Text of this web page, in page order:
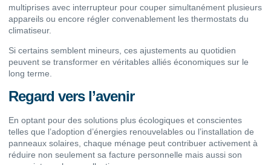
multiprises avec interrupteur pour couper simultanément plusieurs
appareils ou encore régler convenablement les thermostats du
climatiseur.
Si certains semblent mineurs, ces ajustements au quotidien
peuvent se transformer en véritables alliés économiques sur le
long terme.
Regard vers l’avenir
En optant pour des solutions plus écologiques et conscientes
telles que l’adoption d’énergies renouvelables ou l’installation de
panneaux solaires, chaque ménage peut contribuer activement à
réduire non seulement sa facture personnelle mais aussi son